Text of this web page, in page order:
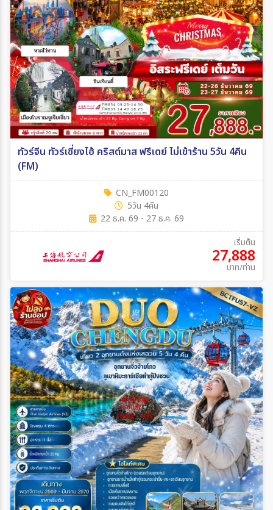
ทัวร์จีน ทัวร์เซี่ยงไฮ้ คริสต์มาส ฟรีเดย์ ไม่เข้าร้าน 5วัน 4คืน
(FM)
CN_FM00120
5วัน 4คืน
22 ธ.ค. 69 - 27 ธ.ค. 69
เริ่มต้น
27,888
บาท/ท่าน